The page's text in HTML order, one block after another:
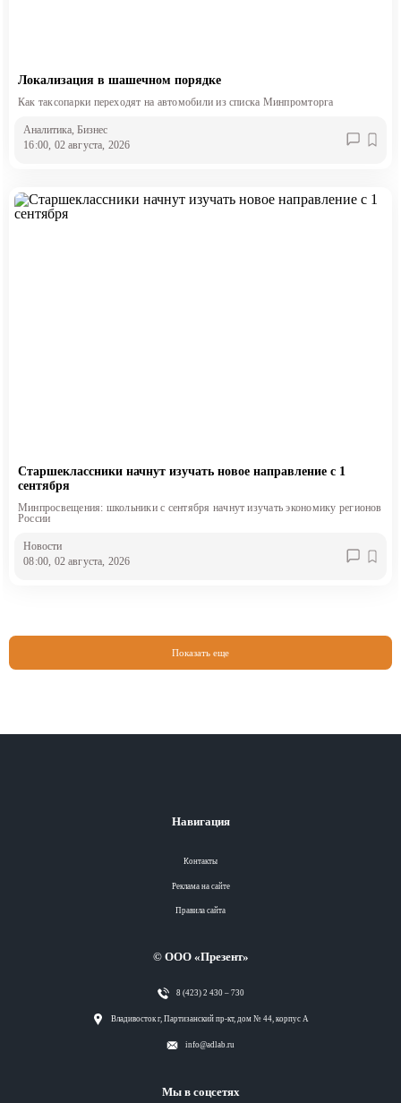
Локализация в шашечном порядке
Как таксопарки переходят на автомобили из списка Минпромторга
Аналитика, Бизнес
16:00, 02 августа, 2026
Старшеклассники начнут изучать новое направление с 1
сентября
Минпросвещения: школьники с сентября начнут изучать экономику регионов
России
Новости
08:00, 02 августа, 2026
Показать еще
Навигация
Контакты
Реклама на сайте
Правила сайта
© ООО «Презент»
8 (423) 2 430 – 730
Владивосток г, Партизанский пр-кт, дом № 44, корпус А
info@adlab.ru
Мы в соцсетях